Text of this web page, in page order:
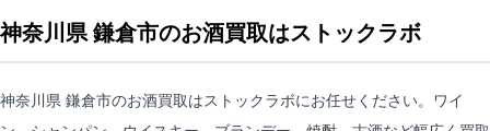
神奈川県 鎌倉市のお酒買取はストックラボ
神奈川県 鎌倉市のお酒買取はストックラボにお任せください。ワイ